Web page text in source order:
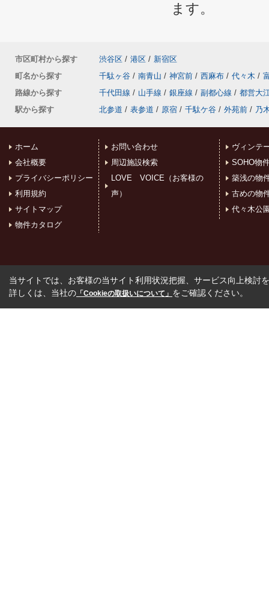
ます。
市区町村から探す 渋谷区 / 港区 / 新宿区
町名から探す
千駄ヶ谷 / 南青山 / 神宮前 / 西麻布 / 代々木 /
路線から探す
千代田線 / 山手線 / 銀座線 / 副都心線 / 都営大
駅から探す
北参道 / 表参道 / 原宿 / 千駄ケ谷 / 外苑前 / 乃
ホーム
会社概要
プライバシーポリシー
利用規約
サイトマップ
物件カタログ
お問い合わせ
周辺施設検索
LOVE VOICE（お客様の
声）
ヴィンテ
SOHO物
築浅の物
古めの物
代々木公
当サイトでは、お客様の当サイト利用状況把握、サービス向上検討
詳しくは、当社の 「Cookieの取扱いについて」 をご確認ください。